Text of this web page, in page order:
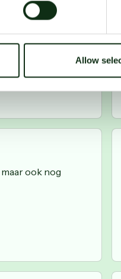
Allow
biedt een
huis.
ook nog